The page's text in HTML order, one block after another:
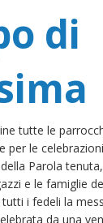
di
tutte le
per le
Parola
e le famiglie
i fedeli la
da una